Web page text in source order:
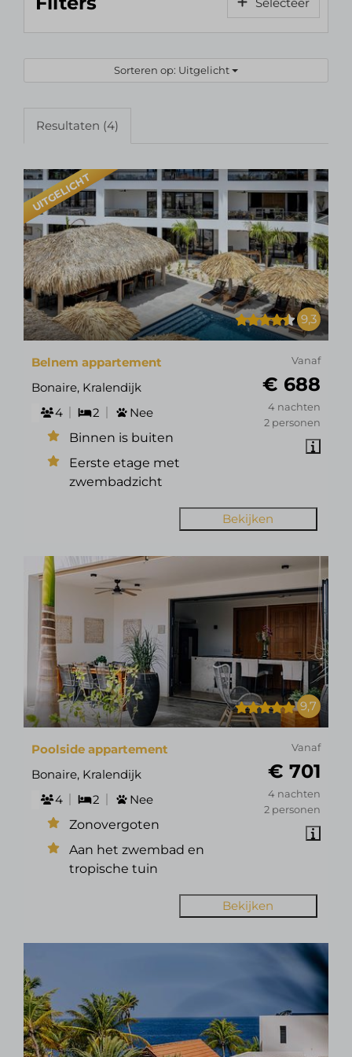
Sorteren op: Uitgelicht
Resultaten (4)
UITGELICHT
9,3
Vanaf
€ 688
4 nachten
2 personen
Belnem appartement
Bonaire, Kralendijk
4
2
Nee
Binnen is buiten
Eerste etage met
zwembadzicht
Bekijken
9,7
Vanaf
€ 701
4 nachten
2 personen
Poolside appartement
Bonaire, Kralendijk
4
2
Nee
Zonovergoten
Aan het zwembad en
tropische tuin
Bekijken